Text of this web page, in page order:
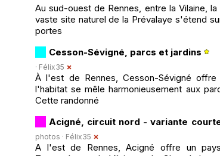
Au sud-ouest de Rennes, entre la Vilaine,
vaste site naturel de la Prévalaye s'étend
portes
Cesson-Sévigné, parcs et jardins
· Félix35
À l'est de Rennes, Cesson-Sévigné
l'habitat se mêle harmonieusement aux
Cette randonné
Acigné, circuit nord - variante
photos · Félix35
A l'est de Rennes, Acigné offre un